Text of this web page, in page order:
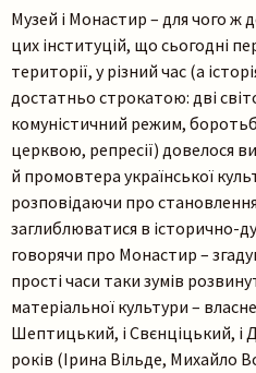
Музей і Монастир – для чого ж
цих інституцій, що сьогодні
території, у різний час (а
достатньо строкатою: дві
комуністичний режим,
церквою, репресії) довелося
й промовтера української
розповідаючи про
заглиблюватися в історично-
говорячи про Монастир –
прості часи таки зумів
матеріальної культури –
Шептицький, і Свєнціцький, і
років (Ірина Вільде, Михайло